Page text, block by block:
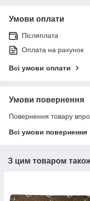
Умови оплати
Післяплата
Оплата на рахунок
Всі умови оплати
Умови повернення
Повернення товару
Всі умови повернення
З цим товаром